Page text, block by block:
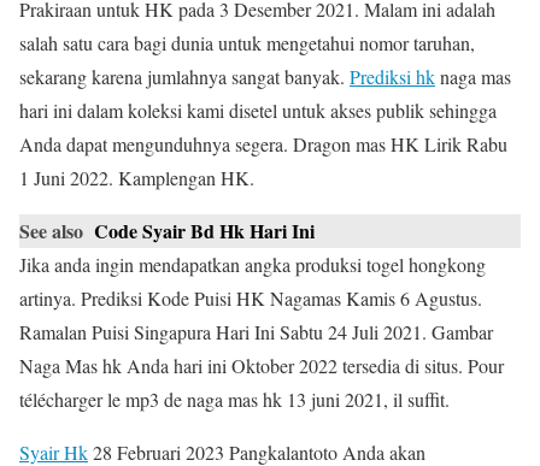
Prakiraan untuk HK pada 3 Desember 2021. Malam ini adalah
salah satu cara bagi dunia untuk mengetahui nomor taruhan,
sekarang karena jumlahnya sangat banyak. Prediksi hknaga mas
hari ini dalam koleksi kami disetel untuk akses publik sehingga
Anda dapat mengunduhnya segera. Dragon mas HK Lirik Rabu
1 Juni 2022. Kamplengan HK.
See also Code Syair Bd Hk Hari Ini
Jika anda ingin mendapatkan angka produksi togel hongkong
artinya. Prediksi Kode Puisi HK Nagamas Kamis 6 Agustus.
Ramalan Puisi Singapura Hari Ini Sabtu 24 Juli 2021. Gambar
Naga Mas hk Anda hari ini Oktober 2022 tersedia di situs. Pour
télécharger le mp3 de naga mas hk 13 juni 2021, il suffit.
Syair Hk28 Februari 2023 Pangkalantoto Anda akan